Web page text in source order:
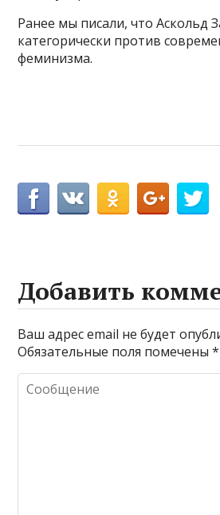
Ранее мы писали, что Аскольд
категорически против
феминизма.
Добавить
Ваш адрес email не будет
Обязательные поля помечены*